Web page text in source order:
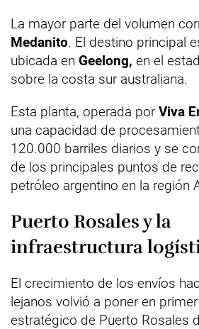
La mayor parte del volumen
Medanito. El destino principal
ubicada en Geelong, en el
sobre la costa sur australiana.
Esta planta, operada por Viva
una capacidad de
120.000 barriles diarios y se
de los principales puntos de
petróleo argentino en la región
Puerto Rosales y la
infraestructura
El crecimiento de los envíos
lejanos volvió a poner en
estratégico de Puerto Rosales